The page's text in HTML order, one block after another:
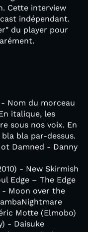
Cette interview
indépendant.
du player pour
Nom du morceau
italique, les
sous nos voix. En
bla par-dessus.
Damned - Danny
- New Skirmish
Edge – The Edge
- Moon over the
Motte (Elmobo)
- Daisuke